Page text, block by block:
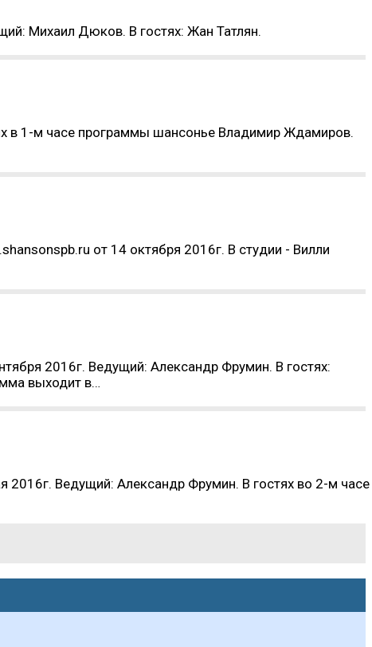
Михаил Дюков. В гостях: Жан Татлян.
в 1-м часе программы шансонье Владимир Ждамиров.
от 14 октября 2016г. В студии - Вилли
2016г. Ведущий: Александр Фрумин. В гостях:
выходит в…
2016г. Ведущий: Александр Фрумин. В гостях во 2-м часе